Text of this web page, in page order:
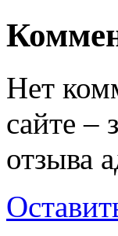
Нет
сайте –
отзыва